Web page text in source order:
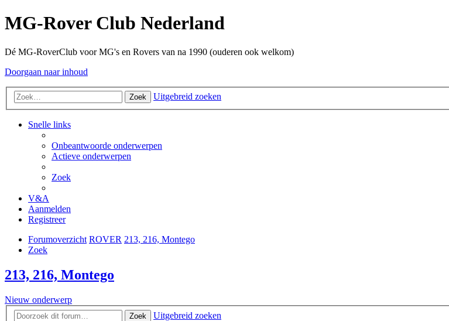
MG-Rover Club Nederland
Dé MG-RoverClub voor MG's en Rovers van na 1990 (ouderen ook welkom)
Doorgaan naar inhoud
Zoek Uitgebreid zoeken
Snelle links
Onbeantwoorde onderwerpen
Actieve onderwerpen
Zoek
V&A
Aanmelden
Registreer
Forumoverzicht ROVER 213, 216, Montego
Zoek
213, 216, Montego
Nieuw onderwerp
Zoek
Uitgebreid zoeken